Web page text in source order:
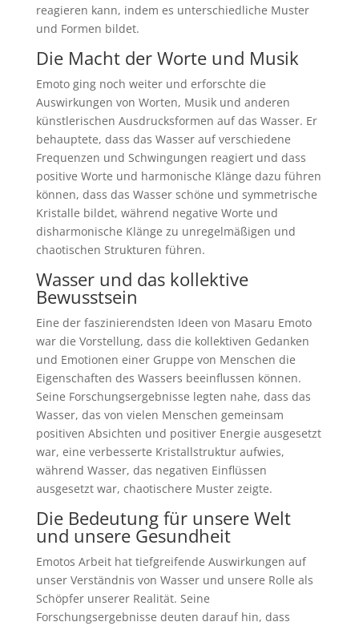
reagieren kann, indem es unterschiedliche Muster
und Formen bildet.
Die Macht der Worte und Musik
Emoto ging noch weiter und erforschte die
Auswirkungen von Worten, Musik und anderen
künstlerischen Ausdrucksformen auf das Wasser. Er
behauptete, dass das Wasser auf verschiedene
Frequenzen und Schwingungen reagiert und dass
positive Worte und harmonische Klänge dazu führen
können, dass das Wasser schöne und symmetrische
Kristalle bildet, während negative Worte und
disharmonische Klänge zu unregelmäßigen und
chaotischen Strukturen führen.
Wasser und das kollektive
Bewusstsein
Eine der faszinierendsten Ideen von Masaru Emoto
war die Vorstellung, dass die kollektiven Gedanken
und Emotionen einer Gruppe von Menschen die
Eigenschaften des Wassers beeinflussen können.
Seine Forschungsergebnisse legten nahe, dass das
Wasser, das von vielen Menschen gemeinsam
positiven Absichten und positiver Energie ausgesetzt
war, eine verbesserte Kristallstruktur aufwies,
während Wasser, das negativen Einflüssen
ausgesetzt war, chaotischere Muster zeigte.
Die Bedeutung für unsere Welt
und unsere Gesundheit
Emotos Arbeit hat tiefgreifende Auswirkungen auf
unser Verständnis von Wasser und unsere Rolle als
Schöpfer unserer Realität. Seine
Forschungsergebnisse deuten darauf hin, dass